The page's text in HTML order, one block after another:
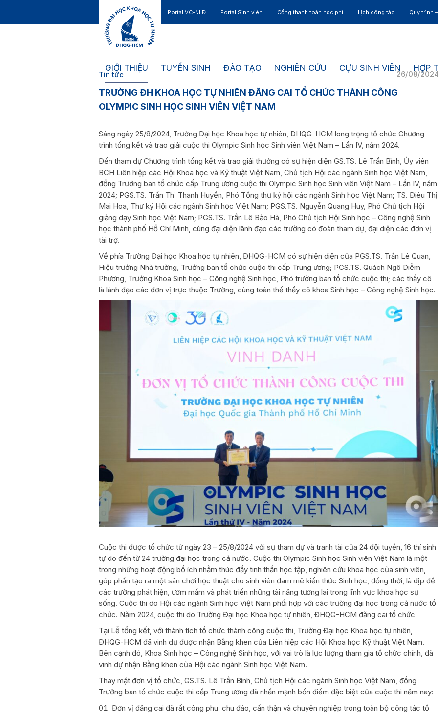
Portal VC-NLĐ Portal Sinh viên Cổng thanh toán học phí Lịch công tác Quy trình
GIỚI THIỆU TUYỂN SINH ĐÀO TẠO NGHIÊN CỨU CỰU SINH VIÊN HỢP
26/08/
Tin tức
TRƯỜNG ĐH KHOA HỌC TỰ NHIÊN ĐĂNG CAI TỔ CHỨC THÀNH CÔNG
OLYMPIC SINH HỌC SINH VIÊN VIỆT NAM
Sáng ngày 25/8/2024, Trường Đại học Khoa học tự nhiên, ĐHQG-HCM long trọng tổ chức Chương
trình tổng kết và trao giải cuộc thi Olympic Sinh học Sinh viên Việt Nam – Lần IV, năm 2024.
Đến tham dự Chương trình tổng kết và trao giải thưởng có sự hiện diện GS.TS. Lê Trần Bình, Ủy viên
BCH Liên hiệp các Hội Khoa học và Kỹ thuật Việt Nam, Chủ tịch Hội các ngành Sinh học Việt Nam,
đồng Trưởng ban tổ chức cấp Trung ương cuộc thi Olympic Sinh học Sinh viên Việt Nam – Lần IV, năm
2024; PGS.TS. Trần Thị Thanh Huyền, Phó Tổng thư ký hội các ngành Sinh học Việt Nam; TS. Điêu Thị
Mai Hoa, Thư ký Hội các ngành Sinh học Việt Nam; PGS.TS. Nguyễn Quang Huy, Phó Chủ tịch Hội
giảng dạy Sinh học Việt Nam; PGS.TS. Trần Lê Bảo Hà, Phó Chủ tịch Hội Sinh học – Công nghệ Sinh
học thành phố Hồ Chí Minh, cùng đại diện lãnh đạo các trường có đoàn tham dự, đại diện các đơn vị
tài trợ.
Về phía Trường Đại học Khoa học tự nhiên, ĐHQG-HCM có sự hiện diện của PGS.TS. Trần Lê Quan,
Hiệu trưởng Nhà trường, Trưởng ban tổ chức cuộc thi cấp Trung ương; PGS.TS. Quách Ngô Diễm
Phương, Trưởng Khoa Sinh học – Công nghệ Sinh học, Phó trưởng ban tổ chức cuộc thi; các thầy cô
là lãnh đạo các đơn vị trực thuộc Trường, cùng toàn thể thầy cô khoa Sinh học – Công nghệ Sinh học.
Cuộc thi được tổ chức từ ngày 23 – 25/8/2024 với sự tham dự và tranh tài của 24 đội tuyển, 16 thí sinh
tự do đến từ 24 trường đại học trong cả nước. Cuộc thi Olympic Sinh học Sinh viên Việt Nam là một
trong những hoạt động bổ ích nhằm thúc đẩy tinh thần học tập, nghiên cứu khoa học của sinh viên,
góp phần tạo ra một sân chơi học thuật cho sinh viên đam mê kiến thức Sinh học, đồng thời, là dịp để
các trường phát hiện, ươm mầm và phát triển những tài năng tương lai trong lĩnh vực khoa học sự
sống. Cuộc thi do Hội các ngành Sinh học Việt Nam phối hợp với các trường đại học trong cả nước tổ
chức. Năm 2024, cuộc thi do Trường Đại học Khoa học tự nhiên, ĐHQG-HCM đăng cai tổ chức.
Tại Lễ tổng kết, với thành tích tổ chức thành công cuộc thi, Trường Đại học Khoa học tự nhiên,
ĐHQG-HCM đã vinh dự được nhận Bằng khen của Liên hiệp các Hội Khoa học Kỹ thuật Việt Nam.
Bên cạnh đó, Khoa Sinh học – Công nghệ Sinh học, với vai trò là lực lượng tham gia tổ chức chính, đã
vinh dự nhận Bằng khen của Hội các ngành Sinh học Việt Nam.
Thay mặt đơn vị tổ chức, GS.TS. Lê Trần Bình, Chủ tịch Hội các ngành Sinh học Việt Nam, đồng
Trưởng ban tổ chức cuộc thi cấp Trung ương đã nhấn mạnh bốn điểm đặc biệt của cuộc thi năm nay:
Đơn vị đăng cai đã rất công phu, chu đáo, cẩn thận và chuyên nghiệp trong toàn bộ công tác tổ